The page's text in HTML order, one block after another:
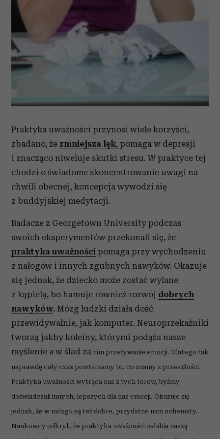
Praktyka uważności przynosi wiele korzyści,
zbadano, że zmniejsza lęk, pomaga w depresji
i znacząco niweluje skutki stresu. W praktyce tej
chodzi o świadome skoncentrowanie uwagi na
chwili obecnej, koncepcja wywodzi się
z buddyjskiej medytacji.
Badacze z Georgetown University podczas
swoich eksperymentów przekonali się, że
praktyka uważności pomaga przy wychodzeniu
z nałogów i innych zgubnych nawyków. Okazuje
się jednak, że dziecko może zostać wylane
z kąpielą, bo hamuje również rozwój dobrych
nawyków. Mózg ludzki działa dość
przewidywalnie, jak komputer. Neuroprzekaźniki
tworzą jakby koleiny, którymi podąża nasze
myślenie a w ślad za nim przeżywanie emocji. Dlatego tak
naprawdę cały czas powtarzamy to, co znamy z przeszłości.
Praktyka uważności wytrąca nas z tych torów, byśmy
doświadczali innych, lepszych dla nas emocji. Okazuje się
jednak, że w mózgu są też dobre, przydatne nam schematy.
Naukowcy odkryli, że praktyka uważności osłabia naszą